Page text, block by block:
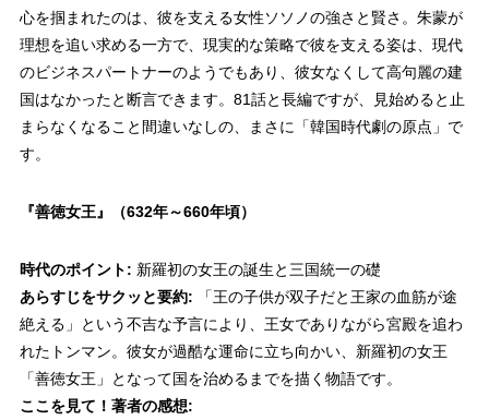
心を掴まれたのは、彼を支える女性ソソノの強さと賢さ。朱蒙が
理想を追い求める一方で、現実的な策略で彼を支える姿は、現代
のビジネスパートナーのようでもあり、彼女なくして高句麗の建
国はなかったと断言できます。81話と長編ですが、見始めると止
まらなくなること間違いなしの、まさに「韓国時代劇の原点」で
す。
『善徳女王』 （632年～660年頃）
時代のポイント: 新羅初の女王の誕生と三国統一の礎
あらすじをサクッと要約: 「王の子供が双子だと王家の血筋が途
絶える」という不吉な予言により、王女でありながら宮殿を追わ
れたトンマン。彼女が過酷な運命に立ち向かい、新羅初の女王
「善徳女王」となって国を治めるまでを描く物語です。
ここを見て！著者の感想: